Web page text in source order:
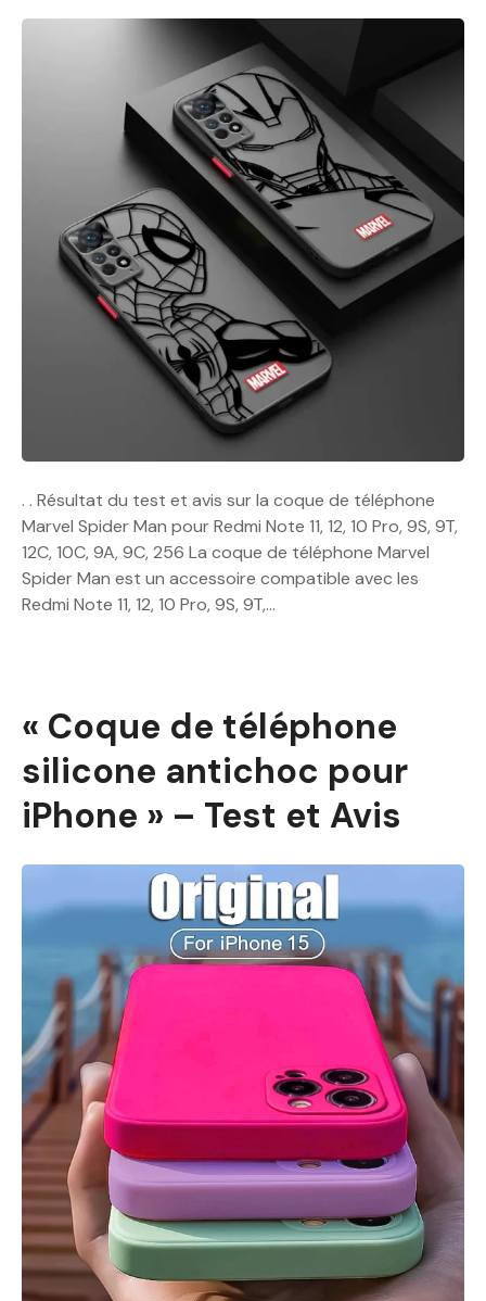
. . Résultat du test et avis sur la coque de téléphone
Marvel Spider Man pour Redmi Note 11, 12, 10 Pro, 9S, 9T,
12C, 10C, 9A, 9C, 256 La coque de téléphone Marvel
Spider Man est un accessoire compatible avec les
Redmi Note 11, 12, 10 Pro, 9S, 9T,…
« Coque de téléphone
silicone antichoc pour
iPhone » – Test et Avis